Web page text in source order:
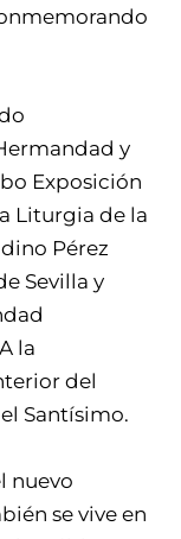
y
Exposición
Liturgia de la
Pérez
Sevilla y
la
del
Santísimo.
nuevo
se vive en